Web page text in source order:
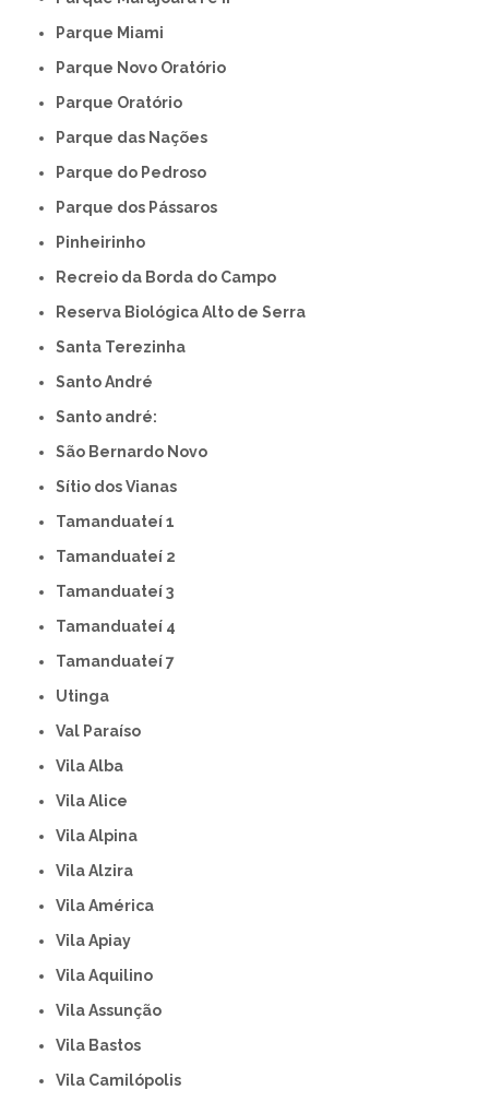
Parque Miami
Parque Novo Oratório
Parque Oratório
Parque das Nações
Parque do Pedroso
Parque dos Pássaros
Pinheirinho
Recreio da Borda do Campo
Reserva Biológica Alto de Serra
Santa Terezinha
Santo André
Santo andré:
São Bernardo Novo
Sítio dos Vianas
Tamanduateí 1
Tamanduateí 2
Tamanduateí 3
Tamanduateí 4
Tamanduateí 7
Utinga
Val Paraíso
Vila Alba
Vila Alice
Vila Alpina
Vila Alzira
Vila América
Vila Apiay
Vila Aquilino
Vila Assunção
Vila Bastos
Vila Camilópolis